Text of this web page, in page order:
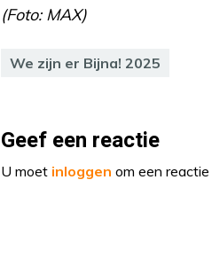
(Foto: MAX)
We zijn er Bijna! 2025
Geef een reactie
U moet inloggen om een